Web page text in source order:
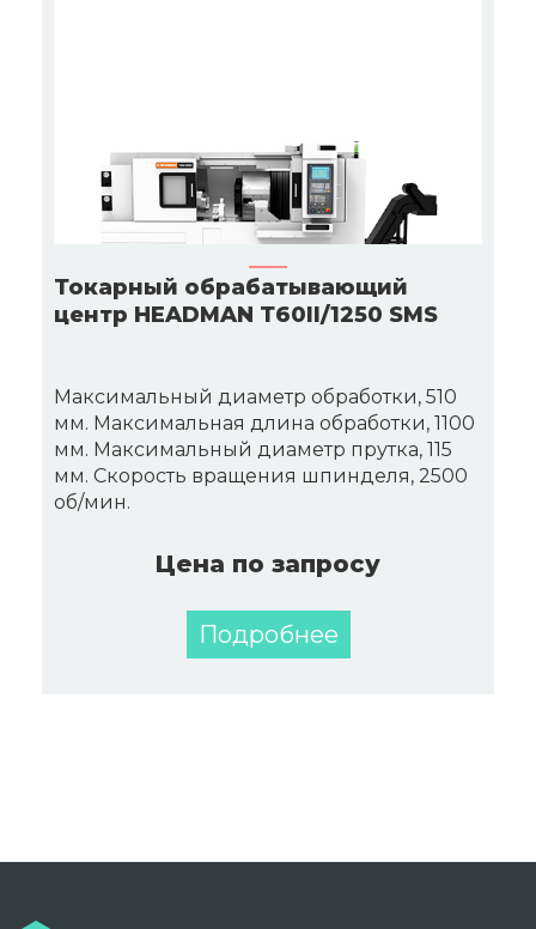
Токарный обрабатывающий
центр HEADMAN Т60II/1250 SMS
Максимальный диаметр обработки, 510
мм. Максимальная длина обработки, 1100
мм. Максимальный диаметр прутка, 115
мм. Скорость вращения шпинделя, 2500
об/мин.
Цена по запросу
Подробнее